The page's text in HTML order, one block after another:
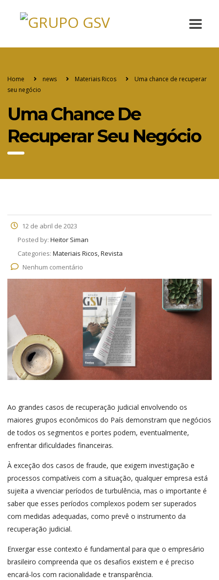
Home news Materiais Ricos
Uma chance de recuperar
seu negócio
Uma Chance De
Recuperar Seu Negócio
12 de abril de 2023
Posted by: Heitor Siman
Categories: Materiais Ricos, Revista
Nenhum comentário
Ao grandes casos de recuperação judicial envolvendo os
maiores grupos econômicos do País demonstram que negócios
de todos os segmentos e portes podem, eventualmente,
enfrentar dificuldades financeiras.
À exceção dos casos de fraude, que exigem investigação e
processos compatíveis com a situação, qualquer empresa está
sujeita a vivenciar períodos de turbulência, mas o importante é
saber que esses períodos complexos podem ser superados
com medidas adequadas, como prevê o instrumento da
recuperação judicial.
Enxergar esse contexto é fundamental para que o empresário
brasileiro compreenda que os desafios existem e é preciso
encará-los com racionalidade e transparência.